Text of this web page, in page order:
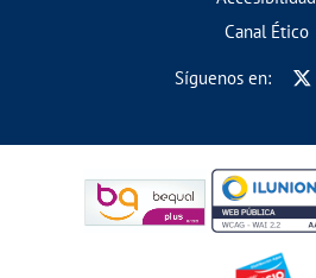
Canal Ético
Síguenos en: